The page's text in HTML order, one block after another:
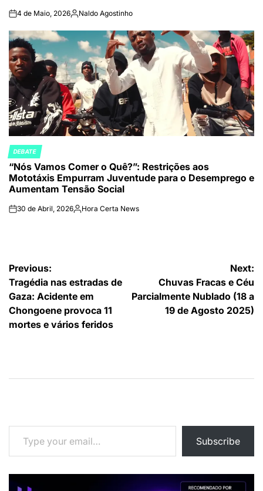
on4 de Maio, 2026Publicado
Naldo Agostinho
POSTED
IN
DEBATE
“Nós Vamos Comer o Quê?”: Restrições aos
Mototáxis Empurram Juventude para o Desemprego e
Aumentam Tensão Social
on30 de Abril, 2026Publicado
Hora Certa News
Navegação
de
artigos
Previous:
Tragédia nas estradas de
Gaza: Acidente em
Chongoene provoca 11
mortes e vários feridos
Next:
Chuvas Fracas e Céu
Parcialmente Nublado (18 a
19 de Agosto 2025)
Type your email…
Subscribe